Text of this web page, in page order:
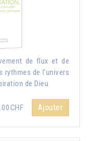
de flux et de
rythmes de l'univers
de Dieu
Ajouter